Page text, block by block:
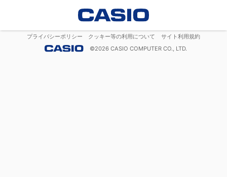
プライバシーポリシー クッキー等の利用について
サイト利用規約
©2026 CASIO COMPUTER CO., LTD.